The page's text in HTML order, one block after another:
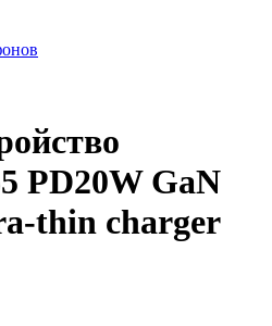
PD20W GaN
thin charger